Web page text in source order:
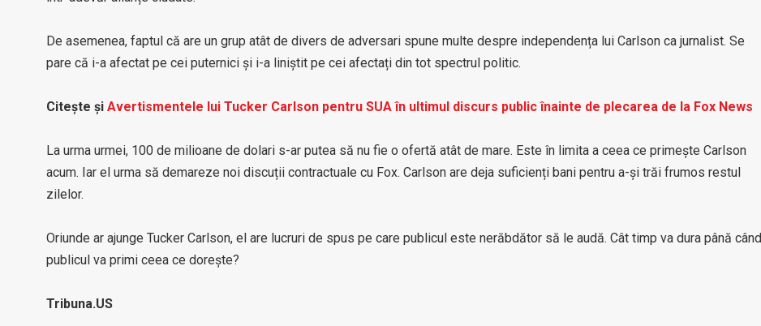
De asemenea, faptul că are un grup atât de divers de adversari spune multe despre independența lui Carlson ca jurnalist. Se
pare că i-a afectat pe cei puternici și i-a liniștit pe cei afectați din tot spectrul politic.
Citește și Avertismentele lui Tucker Carlson pentru SUA în ultimul discurs public înainte de plecarea de la Fox News
La urma urmei, 100 de milioane de dolari s-ar putea să nu fie o ofertă atât de mare. Este în limita a ceea ce primește Carlson
acum. Iar el urma să demareze noi discuții contractuale cu Fox. Carlson are deja suficienți bani pentru a-și trăi frumos restul
zilelor.
Oriunde ar ajunge Tucker Carlson, el are lucruri de spus pe care publicul este nerăbdător să le audă. Cât timp va dura până când
publicul va primi ceea ce dorește?
Tribuna.US